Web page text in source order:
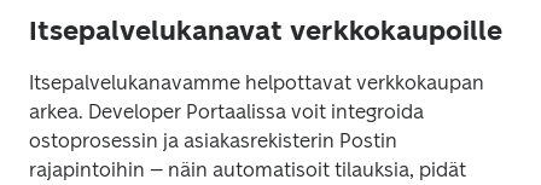
Itsepalvelukanavat verkkokaupoille
Itsepalvelukanavamme helpottavat verkkokaupan
arkea. Developer Portaalissa voit integroida
ostoprosessin ja asiakasrekisterin Postin
rajapintoihin – näin automatisoit tilauksia, pidät